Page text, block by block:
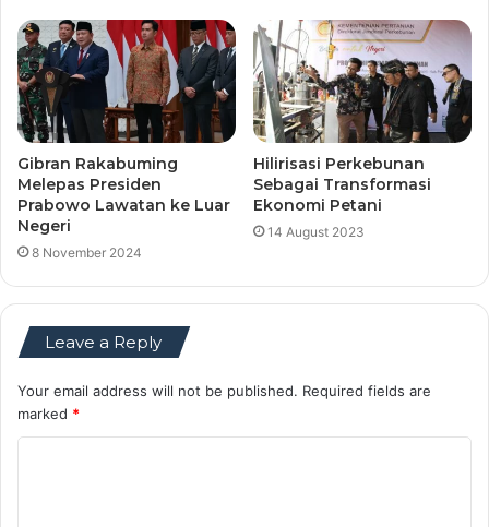
Gibran Rakabuming
Melepas Presiden
Prabowo Lawatan ke Luar
Negeri
8 November 2024
Hilirisasi Perkebunan
Sebagai Transformasi
Ekonomi Petani
14 August 2023
Leave a Reply
Your email address will not be published. Required fields are
marked *